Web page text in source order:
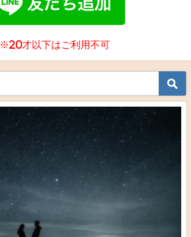
※20才以下はご利用不可